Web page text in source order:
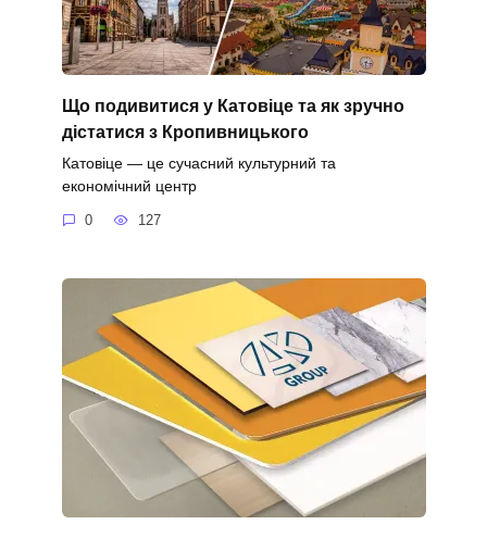
Що подивитися у Катовіце та як зручно
дістатися з Кропивницького
Катовіце — це сучасний культурний та
економічний центр
0 127